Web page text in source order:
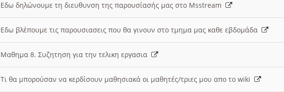
Εδω δηλώνουμε τη διευθυνση της παρουσίασής μας στο Msstream
Εδω βλέπουμε τις παρουσιασεις που θα γινουν στο τμημα μας καθε εβδομάδα
Μαθημα 8. Συζητηση για την τελικη εργασια
Τι θα μπορούσαν να κερδίσουν μαθησιακά οι μαθητές/τριες μου απο το wiki